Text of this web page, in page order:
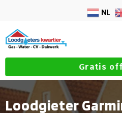
NL
Gratis
Loodgieter